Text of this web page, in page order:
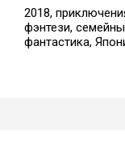
2018,
фэнтези,
фантастика,